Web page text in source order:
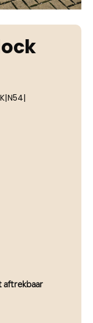
aftrekbaar